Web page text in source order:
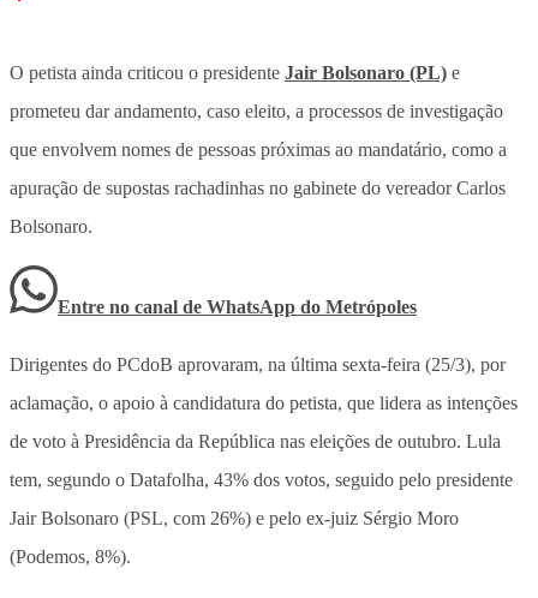
O petista ainda criticou o presidente Jair Bolsonaro (PL) e
prometeu dar andamento, caso eleito, a processos de investigação
que envolvem nomes de pessoas próximas ao mandatário, como a
apuração de supostas rachadinhas no gabinete do vereador Carlos
Bolsonaro.
Entre no canal de WhatsApp do Metrópoles
Dirigentes do PCdoB aprovaram, na última sexta-feira (25/3), por
aclamação, o apoio à candidatura do petista, que lidera as intenções
de voto à Presidência da República nas eleições de outubro. Lula
tem, segundo o Datafolha, 43% dos votos, seguido pelo presidente
Jair Bolsonaro (PSL, com 26%) e pelo ex-juiz Sérgio Moro
(Podemos, 8%).